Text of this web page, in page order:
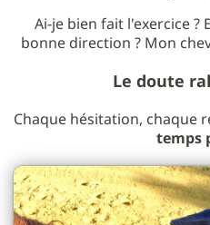
Ai-je bien fait l'exercice ?
bonne direction ? Mon
Le doute
Chaque hésitation, chaque
temps